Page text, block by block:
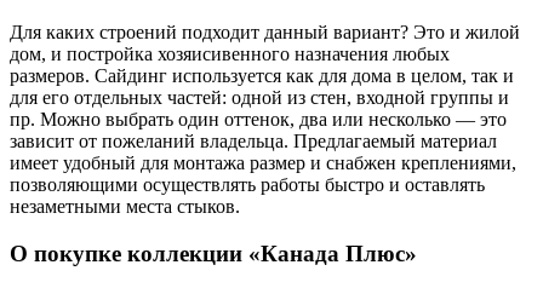
Для каких строений подходит данный вариант? Это и жилой
дом, и постройка хозяисивенного назначения любых
размеров. Сайдинг используется как для дома в целом, так и
для его отдельных частей: одной из стен, входной группы и
пр. Можно выбрать один оттенок, два или несколько — это
зависит от пожеланий владельца. Предлагаемый материал
имеет удобный для монтажа размер и снабжен креплениями,
позволяющими осуществлять работы быстро и оставлять
незаметными места стыков.
О покупке коллекции «Канада Плюс»